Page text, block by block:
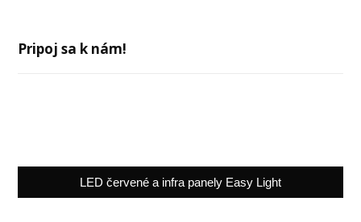
Pripoj sa k nám!
LED červené a infra panely Easy Light